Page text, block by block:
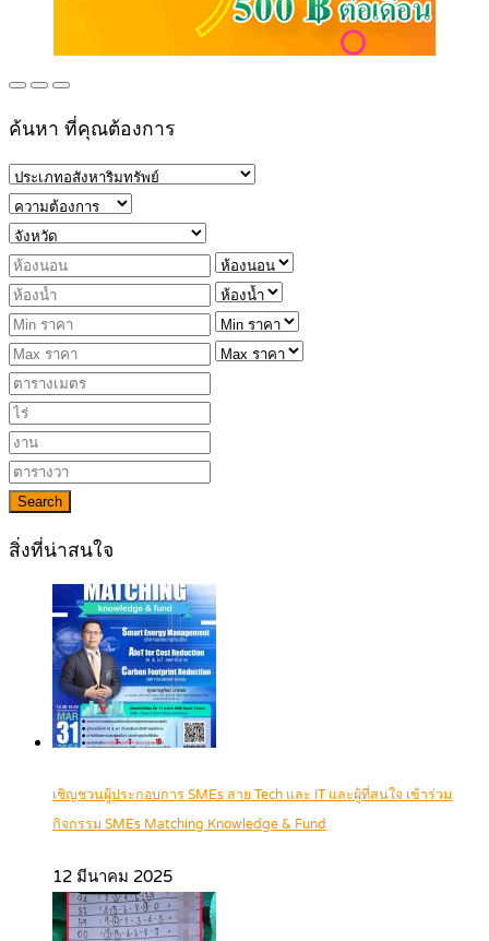
ค้นหา ที่คุณต้องการ
Search
สิ่งที่น่าสนใจ
เชิญชวนผู้ประกอบการ SMEs สาย Tech และ IT และผู้ที่สนใจ เข้าร่วม
กิจกรรม SMEs Matching Knowledge & Fund
12 มีนาคม 2025